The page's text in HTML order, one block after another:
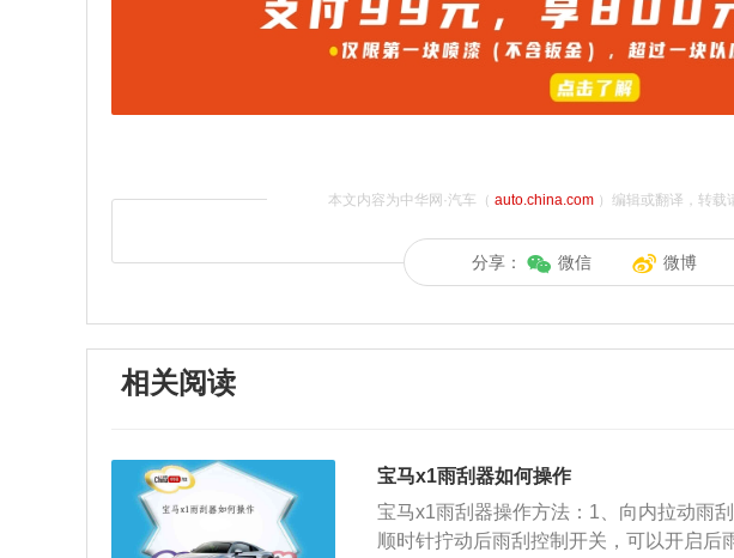
本文内容为中华网·汽车（ auto.china.com）编辑或翻译，转载
分享： 微信 微博
相关阅读
宝马x1雨刮器如何操作
宝马x1雨刮器操作方法：1、向内拉动雨
顺时针拧动后雨刮控制开关，可以开启后